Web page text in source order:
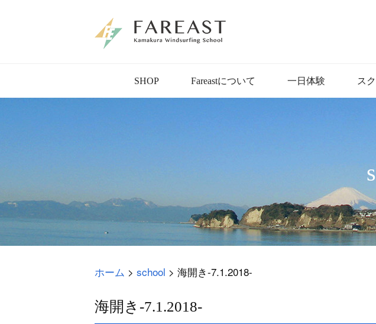
SHOP Fareastについて 一日体験 ス
ホーム > school > 海開き-7.1.2018-
海開き-7.1.2018-